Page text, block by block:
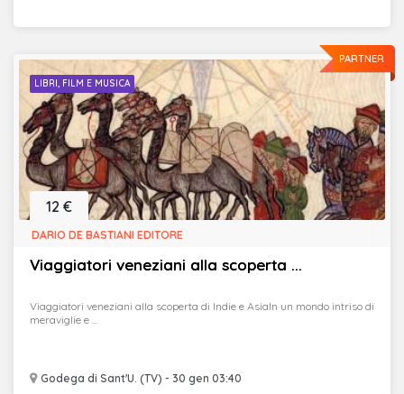
PARTNER
LIBRI, FILM E MUSICA
Viaggiatori veneziani alla scoperta ...
Godega di Sant'U. (TV) - 30 gen 03:40
12 €
DARIO DE BASTIANI EDITORE
Viaggiatori veneziani alla scoperta di Indie e AsiaIn un mondo intriso di
meraviglie e ...